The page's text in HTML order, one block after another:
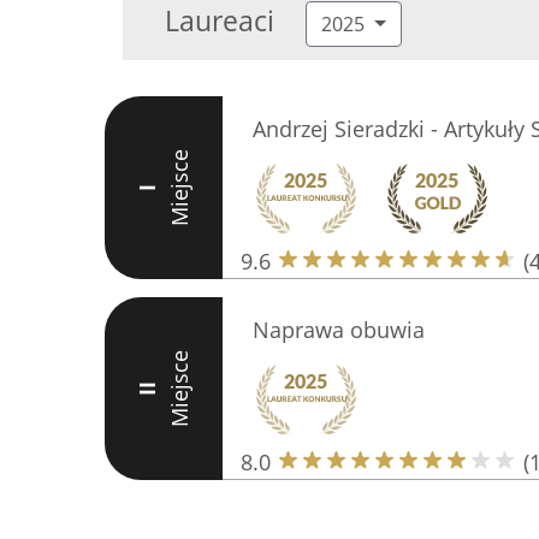
Laureaci 2025
I Miejsce
Andrzej Sieradzki - Artykuły
9.6
II Miejsce
Naprawa obuwia
8.0